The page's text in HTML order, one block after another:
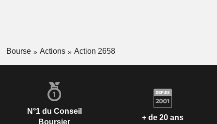
Bourse Actions Action 2658
N°1 du Conseil
Boursier
+ de 20 ans